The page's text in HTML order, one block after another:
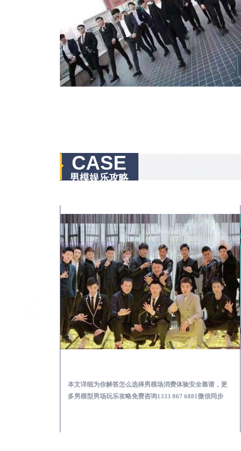
CASE
男模娱乐攻略
本文详细为你解答怎么选择男模场消费体验安全靠谱，更
多男模型男场玩乐攻略免费咨询1333 867 6881微信同步